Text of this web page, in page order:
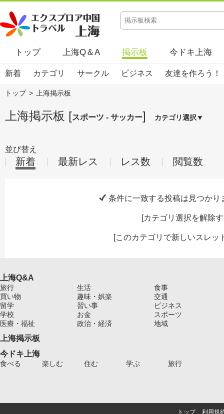
トップ 上海Q＆A 掲示板 今ドキ上海
新着 カテゴリ サークル ビジネス 友達を作ろう！
トップ > 上海掲示板
上海掲示板 [スポーツ - サッカー] カテゴリ選択▼
並び替え
新着 最新レス レス数 閲覧数
条件に一致する投稿は見つかり
[カテゴリ選択を解除
[このカテゴリで新しいスレッ
上海Q&A
旅行 生活
食事
買い物
趣味・娯楽
交通
留学
習い事
ビジネス
学校
お金
スポーツ
医療・福祉
政治・経済 地域
上海掲示板
今ドキ上海
食べる 楽しむ 住む 学ぶ 旅行
トップ 利用規